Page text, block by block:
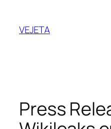
contenido
VEJETA
Press